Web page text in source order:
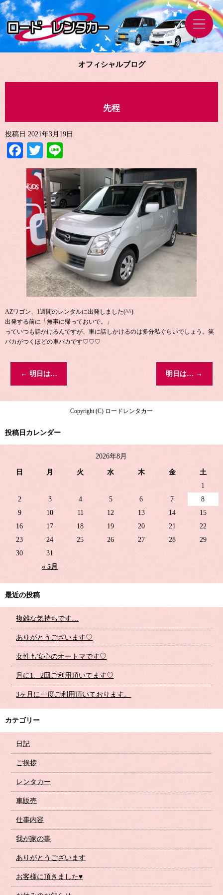
オフィシャルブログ
先程
投稿日 2021年3月19日
Facebook
Twitter
AZワゴン、1週間のレンタルに出発しました(^^)
出発する前に「無事に帰っておいで。」
っていつも話かけるんですが、車に話しかけるのは多分私ぐらいでしょう。笑
バカがつくほどの車バカです♡♡♡
← 明日は… 明日は… →
Copyright (C) ロードレンタカー
投稿日カレンダー
2026年8月
日 月 火 水 木 金 土
« 5月
1
2
3 4 5 6 7
8
9
10 11 12 13 14
15
16
17 18 19 20 21
22
23
24 25 26 27 28
29
30
31
最近の投稿
複雑な気持ちです…
ありがとうございます♡
女性も安心のオートマです♡
月に1、2回ご利用頂いてます♡
3ヶ月に一度ご利用頂いております。
カテゴリー
日記
ご挨拶
レンタカー
車販売
仕事内容
我が家の事
ありがとうございます
お客様に頂きました♥